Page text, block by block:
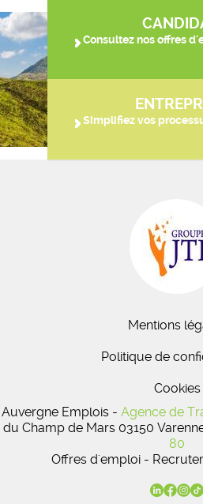
Consultez nos offres
Simplifiez vos
Mentions
Politique de
Cookies
Auvergne Emplois - Agence de
du Champ de Mars 03150
80
Offres d'emploi -